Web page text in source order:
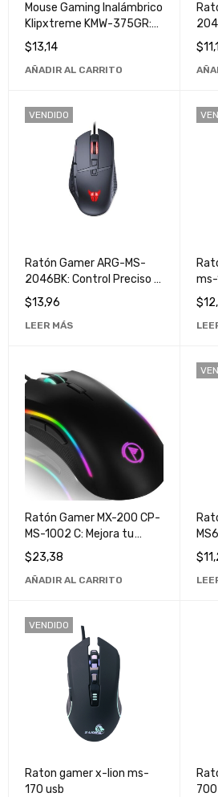
Mouse Gaming Inalámbrico
Klipxtreme KMW-375GR:
Ergonómico, Alta
Precisión, Ideal para
Trabajo y Juegos
$13,14
AÑADIR AL CARRITO
$
VENDIDO
Ratón Gamer ARG-MS-
2046BK: Control Preciso y
Rápido para Jugadores
Profesionales
$13,96
LEER MÁS
ms-
$
Ratón Gamer MX-200 CP-
MS-1002 C: Mejora tu
Experiencia de Juego con
Alta Precisión y Velocidad
$23,38
AÑADIR AL CARRITO
$
VENDIDO
Raton gamer x-lion ms-
170 usb
700